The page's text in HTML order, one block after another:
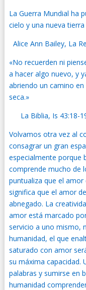
La Guerra Mundial ha
cielo y una nueva
Alice Ann Bailey, La
«No recuerden ni
a hacer algo nuevo, y
abriendo un camino
seca.»
La Biblia, Is 43:18-
Volvamos otra vez al
consagrar un gran
especialmente porque
comprende mucho de
puntualiza que el
significa que el amor
abnegado. La
amor está marcado
servicio a uno mismo,
humanidad, el que
saturado con amor
su máxima capacidad.
palabras y sumirse en
humanidad